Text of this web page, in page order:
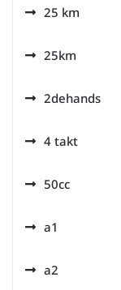
25 km
25km
2dehands
4 takt
50cc
a1
a2